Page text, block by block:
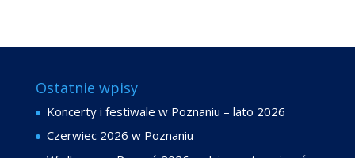
Ostatnie wpisy
Koncerty i festiwale w Poznaniu – lato 2026
Czerwiec 2026 w Poznaniu